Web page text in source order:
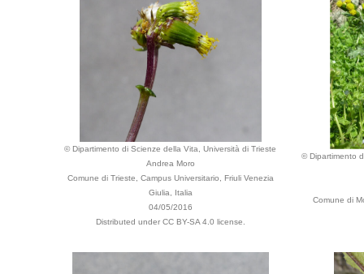
© Dipartimento di Scienze della Vita, Università di Trieste
Andrea Moro
Comune di Trieste, Campus Universitario, Friuli Venezia
Giulia, Italia
04/05/2016
Distributed under CC BY-SA 4.0 license.
© Dipartimento
Comune di